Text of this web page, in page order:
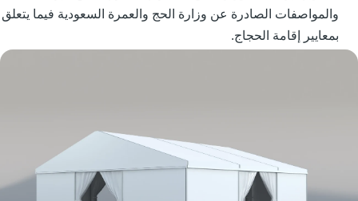
والمواصفات الصادرة عن وزارة الحج والعمرة السعودية فيما يتعلق
بمعايير إقامة الحجاج.